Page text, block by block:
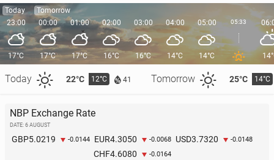
Today
23:00
17°C
Today 22°C 12°C 41 Tomorrow 25°C 14°C
Tomorrow
00:00
17°C
01:00
17°C
02:00
16°C
03:00
16°C
04:00
14°C
05:00
14°C
05:33
NBP Exchange Rate
DATE: 6 AUGUST
GBP5.0219 -0.0144 EUR4.3050 -0.0068 USD3.7320 -0.0148
CHF4.6080 -0.0164